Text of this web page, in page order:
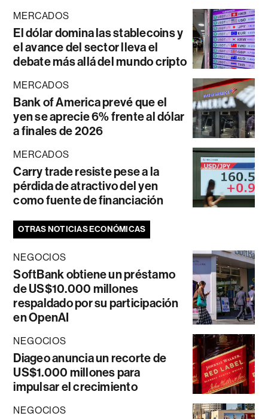
MERCADOS
El dólar domina las stablecoins y
el avance del sector lleva el
debate más allá del mundo cripto
MERCADOS
Bank of America prevé que el
yen se aprecie 6% frente al dólar
a finales de 2026
MERCADOS
Carry trade resiste pese a la
pérdida de atractivo del yen
como fuente de financiación
OTRAS NOTICIAS ECONÓMICAS
NEGOCIOS
SoftBank obtiene un préstamo
de US$10.000 millones
respaldado por su participación
en OpenAI
NEGOCIOS
Diageo anuncia un recorte de
US$1.000 millones para
impulsar el crecimiento
NEGOCIOS